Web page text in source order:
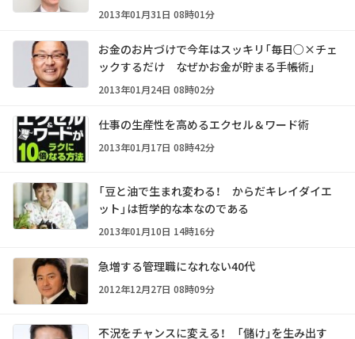
2013年01月31日 08時01分
お金のお片づけで今年はスッキリ「毎日○×チェ
ックするだけ なぜかお金が貯まる手帳術」
2013年01月24日 08時02分
仕事の生産性を高めるエクセル＆ワード術
2013年01月17日 08時42分
「豆と油で生まれ変わる！ からだキレイダイエ
ット」は哲学的な本なのである
2013年01月10日 14時16分
急増する管理職になれない40代
2012年12月27日 08時09分
不況をチャンスに変える！ 「儲け」を生み出す